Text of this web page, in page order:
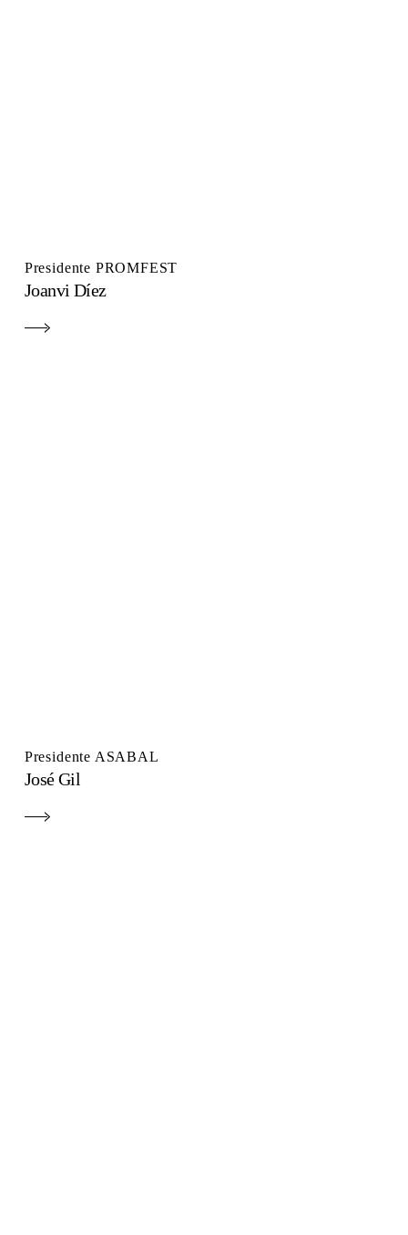
Presidente PROMFEST
Joanvi Díez
Presidente ASABAL
José Gil